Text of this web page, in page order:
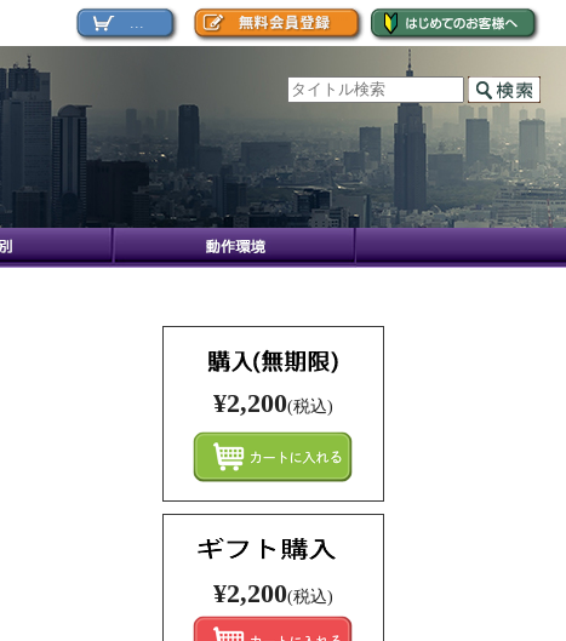
¥2,200(税込)
¥2,200(税込)